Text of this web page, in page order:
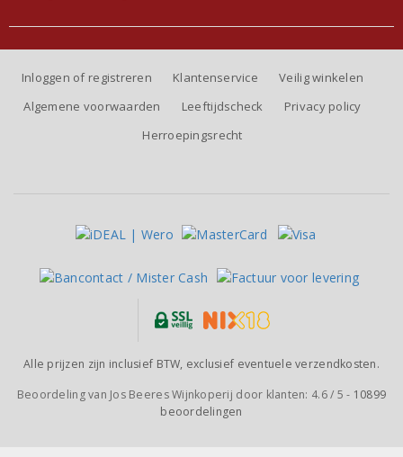
Inloggen of registreren Klantenservice
Veilig winkelen
Algemene voorwaarden
Leeftijdscheck
Privacy policy
Herroepingsrecht
Alle prijzen zijn inclusief BTW, exclusief eventuele verzendkosten.
Beoordeling van Jos Beeres Wijnkoperij door klanten: 4.6/ 5 - 10899
beoordelingen